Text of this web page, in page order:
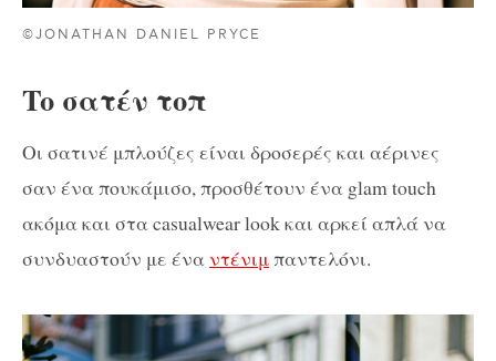
©JONATHAN DANIEL PRYCE
To σατέν τοπ
Οι σατινέ μπλούζες είναι δροσερές και αέρινες
σαν ένα πουκάμισο, προσθέτουν ένα glam touch
ακόμα και στα casualwear look και αρκεί απλά να
συνδυαστούν με έναντένιμπαντελόνι.